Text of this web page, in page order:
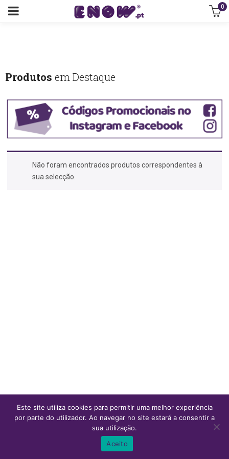
0
Ver Carrinho
Lista de desejos
Produtos em Destaque
Não foram encontrados produtos correspondentes à
sua selecção.
Este site utiliza cookies para permitir uma melhor experiência
por parte do utilizador. Ao navegar no site estará a consentir a
sua utilização.
Aceito